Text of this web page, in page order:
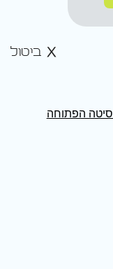
ביטול
הפתוחה